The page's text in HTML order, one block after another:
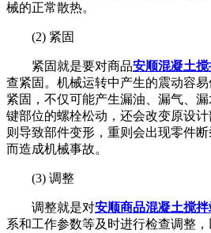
械的正常散热。
(2) 紧固
紧固就是要对商品安顺混凝土
查紧固。机械运转中产生的震动容
紧固，不仅可能产生漏油、漏气、
键部位的螺栓松动，还会改变原设
则导致部件变形，重则会出现零件
而造成机械事故。
(3) 调整
调整就是对安顺商品混凝土搅拌
系和工作参数等及时进行检查调整，